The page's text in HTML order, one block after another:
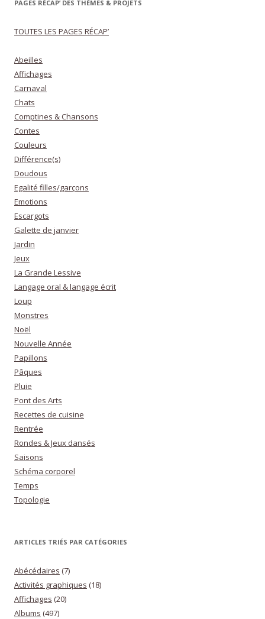
PAGES RÉCAP’ DES THÈMES & PROJETS
TOUTES LES PAGES RÉCAP’
Abeilles
Affichages
Carnaval
Chats
Comptines & Chansons
Contes
Couleurs
Différence(s)
Doudous
Egalité filles/garçons
Emotions
Escargots
Galette de janvier
Jardin
Jeux
La Grande Lessive
Langage oral & langage écrit
Loup
Monstres
Noël
Nouvelle Année
Papillons
Pâques
Pluie
Pont des Arts
Recettes de cuisine
Rentrée
Rondes & Jeux dansés
Saisons
Schéma corporel
Temps
Topologie
ARTICLES TRIÉS PAR CATÉGORIES
Abécédaires (7)
Activités graphiques (18)
Affichages (20)
Albums (497)